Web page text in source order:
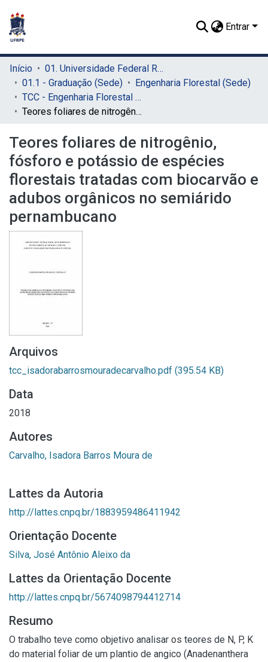
Entrar
Início
01. Universidade Federal Rural de Pernambuco - UFRPE (Sede)
01.1 - Graduação (Sede)
Engenharia Florestal (Sede)
TCC - Engenharia Florestal (Sede)
Teores foliares de nitrogênio, fósforo e potássio de espécies florestais tratadas com biocarvão e adubos orgânicos no semiárido pernambucano
Teores foliares de nitrogênio,
fósforo e potássio de espécies
florestais tratadas com biocarvão e
adubos orgânicos no semiárido
pernambucano
Arquivos
tcc_isadorabarrosmouradecarvalho.pdf (395.54 KB)
Data
2018
Autores
Carvalho, Isadora Barros Moura de
Lattes da Autoria
http://lattes.cnpq.br/1883959486411942
Orientação Docente
Silva, José Antônio Aleixo da
Lattes da Orientação Docente
http://lattes.cnpq.br/5674098794412714
Resumo
O trabalho teve como objetivo analisar os teores de N, P, K
do material foliar de um plantio de angico (Anadenanthera